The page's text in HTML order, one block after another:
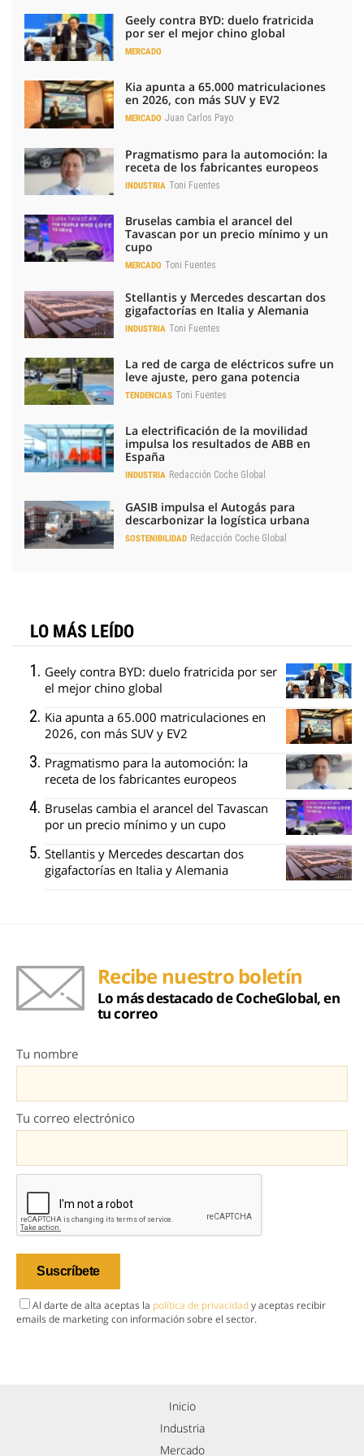
Geely contra BYD: duelo fratricida
por ser el mejor chino global
MERCADO
Kia apunta a 65.000 matriculaciones
en 2026, con más SUV y EV2
MERCADO Juan Carlos Payo
Pragmatismo para la automoción: la
receta de los fabricantes europeos
INDUSTRIA Toni Fuentes
Bruselas cambia el arancel del
Tavascan por un precio mínimo y un
cupo
MERCADO Toni Fuentes
Stellantis y Mercedes descartan dos
gigafactorías en Italia y Alemania
INDUSTRIA Toni Fuentes
La red de carga de eléctricos sufre un
leve ajuste, pero gana potencia
TENDENCIAS Toni Fuentes
La electrificación de la movilidad
impulsa los resultados de ABB en
España
INDUSTRIA Redacción Coche Global
GASIB impulsa el Autogás para
descarbonizar la logística urbana
SOSTENIBILIDAD Redacción Coche Global
LO MÁS LEÍDO
Geely contra BYD: duelo fratricida por ser
el mejor chino global
Kia apunta a 65.000 matriculaciones en
2026, con más SUV y EV2
Pragmatismo para la automoción: la
receta de los fabricantes europeos
Bruselas cambia el arancel del Tavascan
por un precio mínimo y un cupo
Stellantis y Mercedes descartan dos
gigafactorías en Italia y Alemania
Recibe nuestro boletín
Lo más destacado de CocheGlobal, en
tu correo
Tu nombre
Tu correo electrónico
Al darte de alta aceptas la política de privacidady aceptas recibir
emails de marketing con información sobre el sector.
Inicio
Industria
Mercado